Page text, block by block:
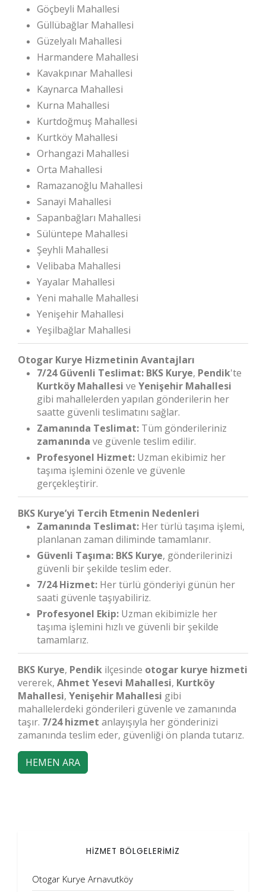
Göçbeyli Mahallesi
Güllübağlar Mahallesi
Güzelyalı Mahallesi
Harmandere Mahallesi
Kavakpınar Mahallesi
Kaynarca Mahallesi
Kurna Mahallesi
Kurtdoğmuş Mahallesi
Kurtköy Mahallesi
Orhangazi Mahallesi
Orta Mahallesi
Ramazanoğlu Mahallesi
Sanayi Mahallesi
Sapanbağları Mahallesi
Sülüntepe Mahallesi
Şeyhli Mahallesi
Velibaba Mahallesi
Yayalar Mahallesi
Yeni mahalle Mahallesi
Yenişehir Mahallesi
Yeşilbağlar Mahallesi
Otogar Kurye Hizmetinin Avantajları
7/24 Güvenli Teslimat: BKS Kurye, Pendik'te
Kurtköy Mahallesi ve Yenişehir Mahallesi
gibi mahallelerden yapılan gönderilerin her
saatte güvenli teslimatını sağlar.
Zamanında Teslimat: Tüm gönderileriniz
zamanında ve güvenle teslim edilir.
Profesyonel Hizmet: Uzman ekibimiz her
taşıma işlemini özenle ve güvenle
gerçekleştirir.
BKS Kurye’yi Tercih Etmenin Nedenleri
Zamanında Teslimat: Her türlü taşıma işlemi,
planlanan zaman diliminde tamamlanır.
Güvenli Taşıma: BKS Kurye, gönderilerinizi
güvenli bir şekilde teslim eder.
7/24 Hizmet: Her türlü gönderiyi günün her
saati güvenle taşıyabiliriz.
Profesyonel Ekip: Uzman ekibimizle her
taşıma işlemini hızlı ve güvenli bir şekilde
tamamlarız.
BKS Kurye, Pendik ilçesinde otogar kurye hizmeti
vererek, Ahmet Yesevi Mahallesi, Kurtköy
Mahallesi, Yenişehir Mahallesi gibi
mahallelerdeki gönderileri güvenle ve zamanında
taşır. 7/24 hizmet anlayışıyla her gönderinizi
zamanında teslim eder, güvenliği ön planda tutarız.
HEMEN ARA
HİZMET BÖLGELERİMİZ
Otogar Kurye Arnavutköy